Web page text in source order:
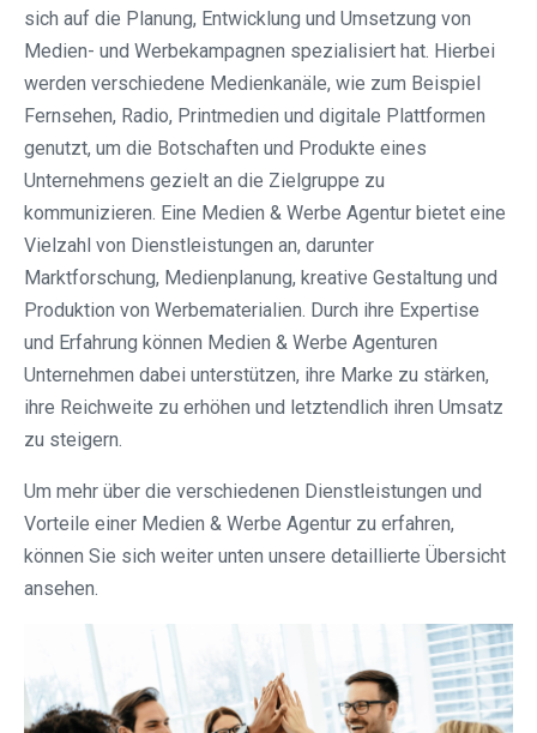
sich auf die Planung, Entwicklung und Umsetzung von
Medien- und Werbekampagnen spezialisiert hat. Hierbei
werden verschiedene Medienkanäle, wie zum Beispiel
Fernsehen, Radio, Printmedien und digitale Plattformen
genutzt, um die Botschaften und Produkte eines
Unternehmens gezielt an die Zielgruppe zu
kommunizieren. Eine Medien & Werbe Agentur bietet eine
Vielzahl von Dienstleistungen an, darunter
Marktforschung, Medienplanung, kreative Gestaltung und
Produktion von Werbematerialien. Durch ihre Expertise
und Erfahrung können Medien & Werbe Agenturen
Unternehmen dabei unterstützen, ihre Marke zu stärken,
ihre Reichweite zu erhöhen und letztendlich ihren Umsatz
zu steigern.
Um mehr über die verschiedenen Dienstleistungen und
Vorteile einer Medien & Werbe Agentur zu erfahren,
können Sie sich weiter unten unsere detaillierte Übersicht
ansehen.